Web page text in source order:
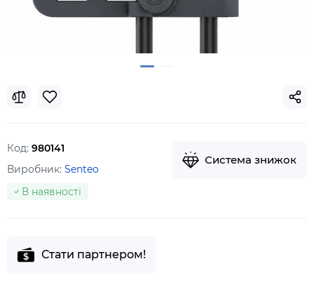
Код: 980141
Виробник: Senteo
В наявності
Система знижок
Стати партнером!